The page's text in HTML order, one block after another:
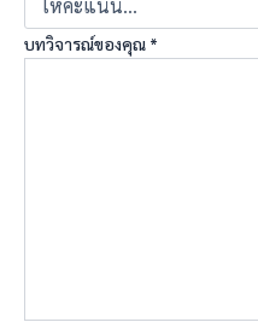
บทวิจารณ์ของคุณ *